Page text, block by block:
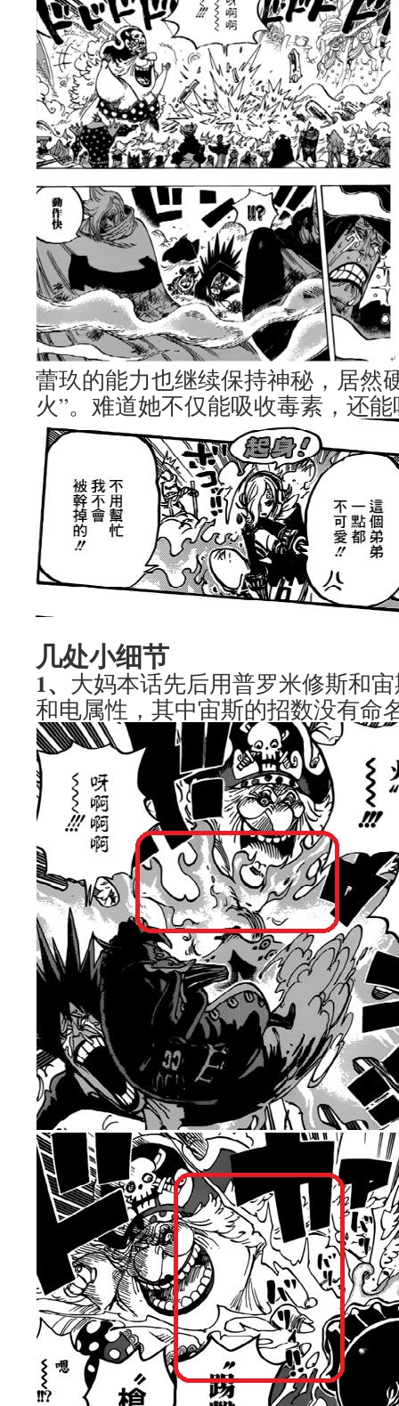
蕾玖的能力也继续保持神秘，居然
火”。难道她不仅能吸收毒素，还
几处小细节
1、 大妈本话先后用普罗米修斯和
和电属性，其中宙斯的招数没有命